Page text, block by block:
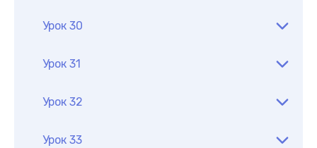
Урок 30
Урок 31
Урок 32
Урок 33